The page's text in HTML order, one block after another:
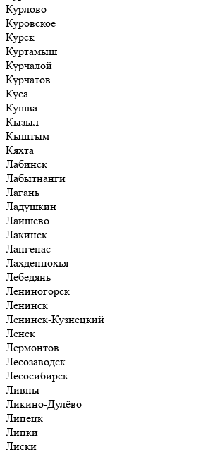
Курлово
Куровское
Курск
Куртамыш
Курчалой
Курчатов
Куса
Кушва
Кызыл
Кыштым
Кяхта
Лабинск
Лабытнанги
Лагань
Ладушкин
Лаишево
Лакинск
Лангепас
Лахденпохья
Лебедянь
Лениногорск
Ленинск
Ленинск-Кузнецкий
Ленск
Лермонтов
Лесозаводск
Лесосибирск
Ливны
Ликино-Дулёво
Липецк
Липки
Лиски